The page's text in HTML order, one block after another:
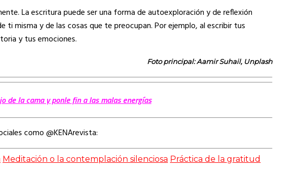
La escritura puede ser una forma de autoexploración y de reflexión
ti misma y de las cosas que te preocupan. Por ejemplo, al escribir tus
y tus emociones.
Foto principal: Aamir Suhail, Unplash
de la cama y ponle fin a las malas energías
como @KENArevista:
Meditación o la contemplación silenciosa Práctica de la gratitud